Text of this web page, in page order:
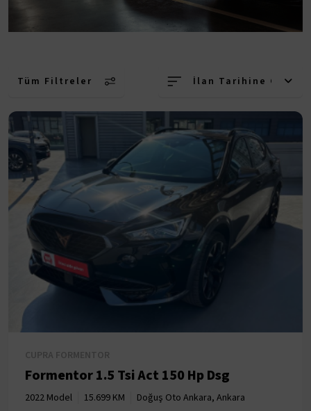
Tüm Filtreler İlan Tarihine Göre
Formentor 1.5 Tsi Act 150 Hp Dsg
2022 Model 15.699 KM Doğuş Oto Ankara, Ankara